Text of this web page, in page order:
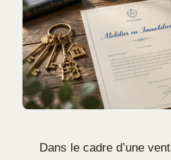
Dans le cadre d’une